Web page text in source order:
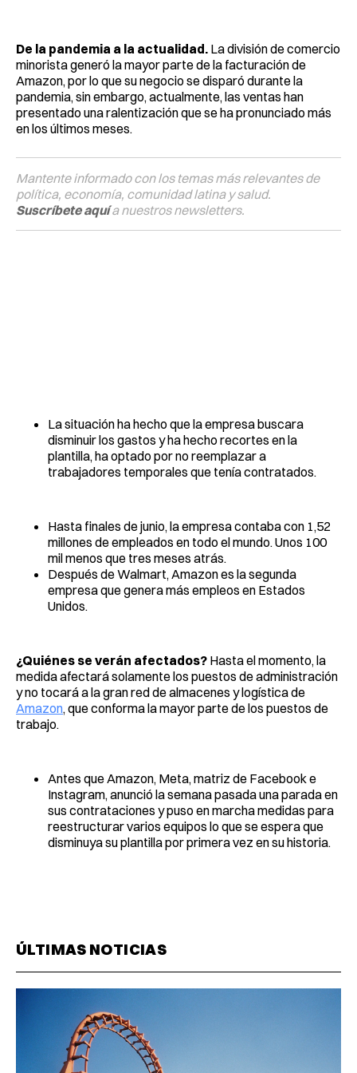
De la pandemia a la actualidad. La división de comercio
minorista generó la mayor parte de la facturación de
Amazon, por lo que su negocio se disparó durante la
pandemia, sin embargo, actualmente, las ventas han
presentado una ralentización que se ha pronunciado más
en los últimos meses.
Mantente informado con los temas más relevantes de
política, economía, comunidad latina y salud.
Suscríbete aquía nuestros newsletters.
La situación ha hecho que la empresa buscara
disminuir los gastos y ha hecho recortes en la
plantilla, ha optado por no reemplazar a
trabajadores temporales que tenía contratados.
Hasta finales de junio, la empresa contaba con 1,52
millones de empleados en todo el mundo. Unos 100
mil menos que tres meses atrás.
Después de Walmart, Amazon es la segunda
empresa que genera más empleos en Estados
Unidos.
¿Quiénes se verán afectados? Hasta el momento, la
medida afectará solamente los puestos de administración
y no tocará a la gran red de almacenes y logística de
Amazon, que conforma la mayor parte de los puestos de
trabajo.
Antes que Amazon, Meta, matriz de Facebook e
Instagram, anunció la semana pasada una parada en
sus contrataciones y puso en marcha medidas para
reestructurar varios equipos lo que se espera que
disminuya su plantilla por primera vez en su historia.
ÚLTIMAS NOTICIAS